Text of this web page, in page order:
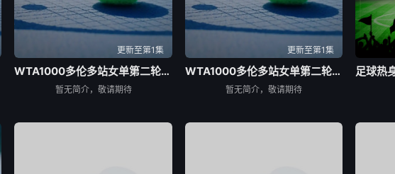
更新至第1集
WTA1000多伦多站女单第二轮：萨巴伦卡VS内岛萌夏
暂无简介，敬请期待
更新至第1集
WTA1000多伦多站女单第二轮：科斯秋克VS谢博芙
暂无简介，敬请期待